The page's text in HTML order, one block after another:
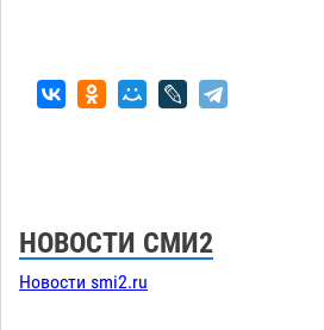
НОВОСТИ СМИ2
Новости smi2.ru